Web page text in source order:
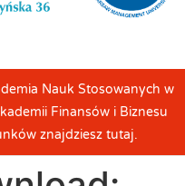
Nauk Stosowanych w
Finansów i Biznesu
znajdziesz tutaj.